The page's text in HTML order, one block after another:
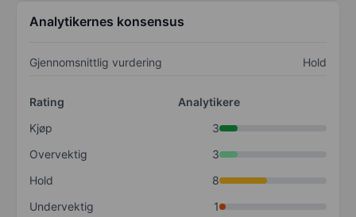
Analytikernes konsensus
Gjennomsnittlig vurdering Hold
Rating
Analytikere
Kjøp
3
Overvektig
3
Hold
8
Undervektig
1